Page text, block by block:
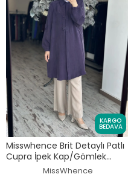
KARGO
BEDAVA
Misswhence Brit Detaylı Patlı
Cupra İpek Kap/Gömlek
MissWhence